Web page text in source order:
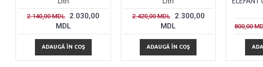
2.140,00 MDL
2.030,00
MDL
ADAUGĂ ÎN COŞ
2.420,00 MDL
2.300,00
MDL
ADAUGĂ ÎN COŞ
800,00